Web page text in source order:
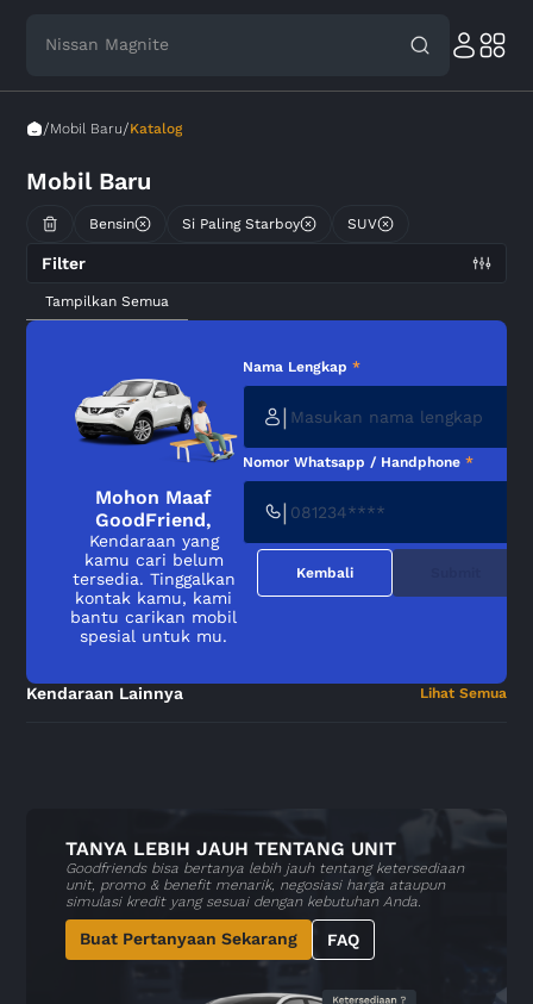
Nissan Magnite
/Mobil Baru/Katalog
Mobil Baru
Bensin Si Paling Starboy SUV
Filter
Tampilkan Semua
Mohon Maaf
GoodFriend,
Kendaraan yang
kamu cari belum
tersedia. Tinggalkan
kontak kamu, kami
bantu carikan mobil
spesial untuk mu.
Nama Lengkap*
|
Nomor Whatsapp / Handphone*
|
Kembali
Kendaraan Lainnya Lihat Semua
TANYA LEBIH JAUH TENTANG UNIT
Goodfriends bisa bertanya lebih jauh tentang ketersediaan
unit, promo & benefit menarik, negosiasi harga ataupun
simulasi kredit yang sesuai dengan kebutuhan Anda.
Buat Pertanyaan Sekarang FAQ